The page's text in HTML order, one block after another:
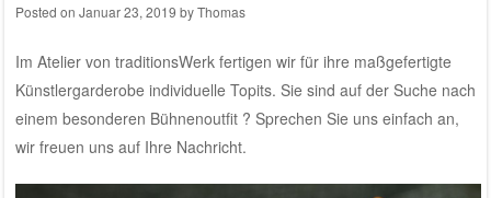
Posted on Januar 23, 2019 byThomas
Im Atelier von traditionsWerkfertigen wir für ihre maßgefertigte
Künstlergarderobe individuelle Topits. Sie sind auf der Suche nach
einem besonderen Bühnenoutfit ? Sprechen Sie uns einfach an,
wir freuen uns auf Ihre Nachricht.